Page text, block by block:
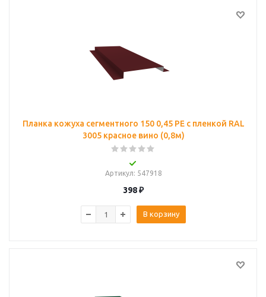
Планка кожуха сегментного 150 0,45 PE с пленкой RAL
3005 красное вино (0,8м)
Артикул: 547918
398₽
В корзину